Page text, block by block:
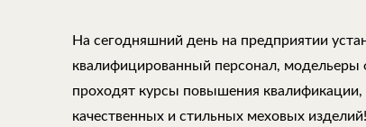
На сегодняшний день на предприятии
квалифицированный персонал,
проходят курсы повышения
качественных и стильных меховых изделий!